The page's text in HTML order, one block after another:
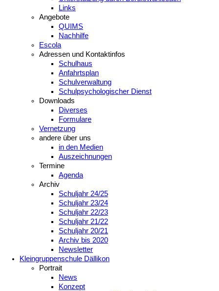
Links
Angebote
QUIMS
Nachhilfe
Escola
Adressen und Kontaktinfos
Schulhaus
Anfahrtsplan
Schulverwaltung
Schulpsychologischer Dienst
Downloads
Diverses
Formulare
Vernetzung
andere über uns
in den Medien
Auszeichnungen
Termine
Agenda
Archiv
Schuljahr 24/25
Schuljahr 23/24
Schuljahr 22/23
Schuljahr 21/22
Schuljahr 20/21
Archiv bis 2020
Newsletter
Kleingruppenschule Dällikon
Portrait
News
Konzept